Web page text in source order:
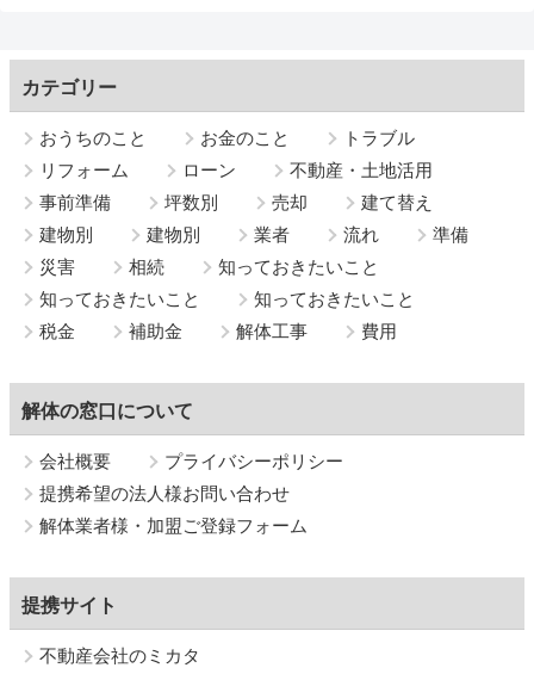
カテゴリー
おうちのこと お金のこと
トラブル
リフォーム
ローン
不動産・土地活用
事前準備
坪数別 売却
建て替え
建物別
建物別 業者 流れ
準備
災害
相続
知っておきたいこと
知っておきたいこと
知っておきたいこと
税金
補助金 解体工事 費用
解体の窓口について
会社概要
プライバシーポリシー
提携希望の法人様お問い合わせ
解体業者様・加盟ご登録フォーム
提携サイト
不動産会社のミカタ